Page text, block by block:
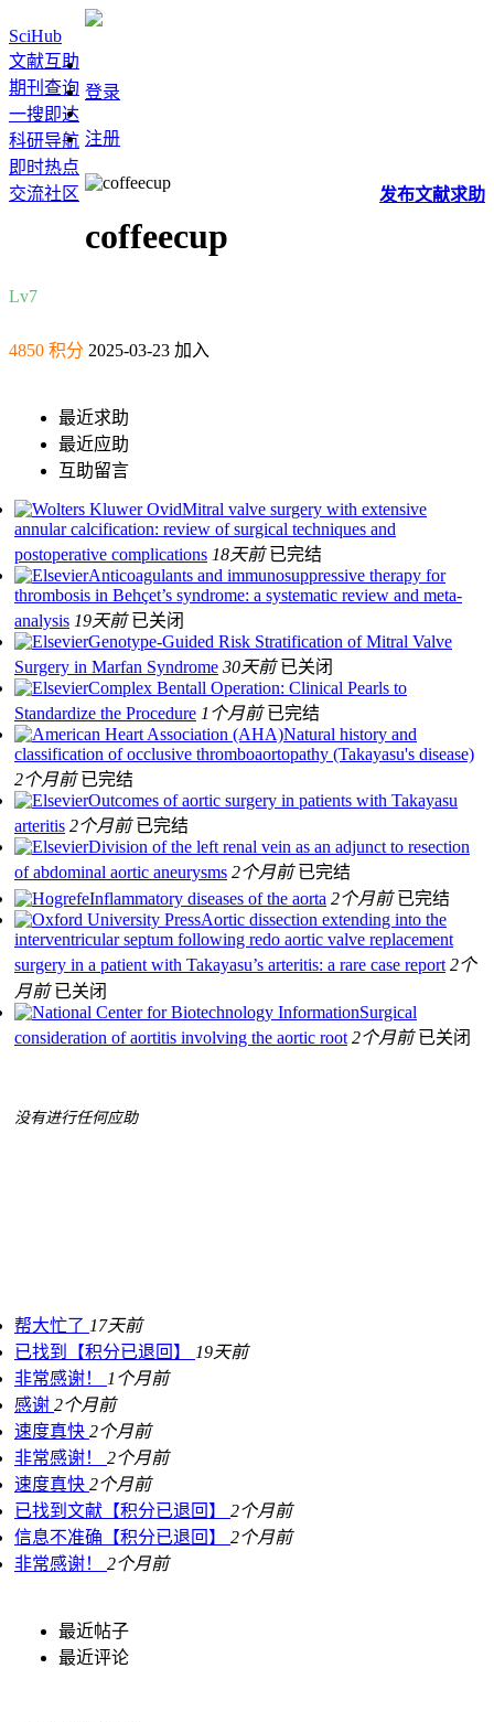
SciHub
文献互助
期刊查询
一搜即达
科研导航
即时热点
交流社区
登录
注册
发布文献求助
coffeecup
Lv7
4850 积分 2025-03-23 加入
最近求助
最近应助
互助留言
Mitral valve surgery with extensive
annular calcification: review of surgical techniques and
postoperative complications 18天前 已完结
Anticoagulants and immunosuppressive therapy for
thrombosis in Behçet’s syndrome: a systematic review and meta-
analysis 19天前 已关闭
Genotype-Guided Risk Stratification of Mitral Valve
Surgery in Marfan Syndrome 30天前 已关闭
Complex Bentall Operation: Clinical Pearls to
Standardize the Procedure 1个月前 已完结
Natural history and
classification of occlusive thromboaortopathy (Takayasu's disease)
2个月前 已完结
Outcomes of aortic surgery in patients with Takayasu
arteritis 2个月前 已完结
Division of the left renal vein as an adjunct to resection
of abdominal aortic aneurysms 2个月前 已完结
Inflammatory diseases of the aorta 2个月前 已完结
Aortic dissection extending into the
interventricular septum following redo aortic valve replacement
surgery in a patient with Takayasu’s arteritis: a rare case report 2个
月前 已关闭
Surgical
consideration of aortitis involving the aortic root 2个月前 已关闭
没有进行任何应助
帮大忙了 17天前
已找到【积分已退回】
19天前
非常感谢！
1个月前
感谢 2个月前
速度真快 2个月前
非常感谢！ 2个月前
速度真快 2个月前
已找到文献【积分已退回】 2个月前
信息不准确【积分已退回】 2个月前
非常感谢！ 2个月前
最近帖子
最近评论